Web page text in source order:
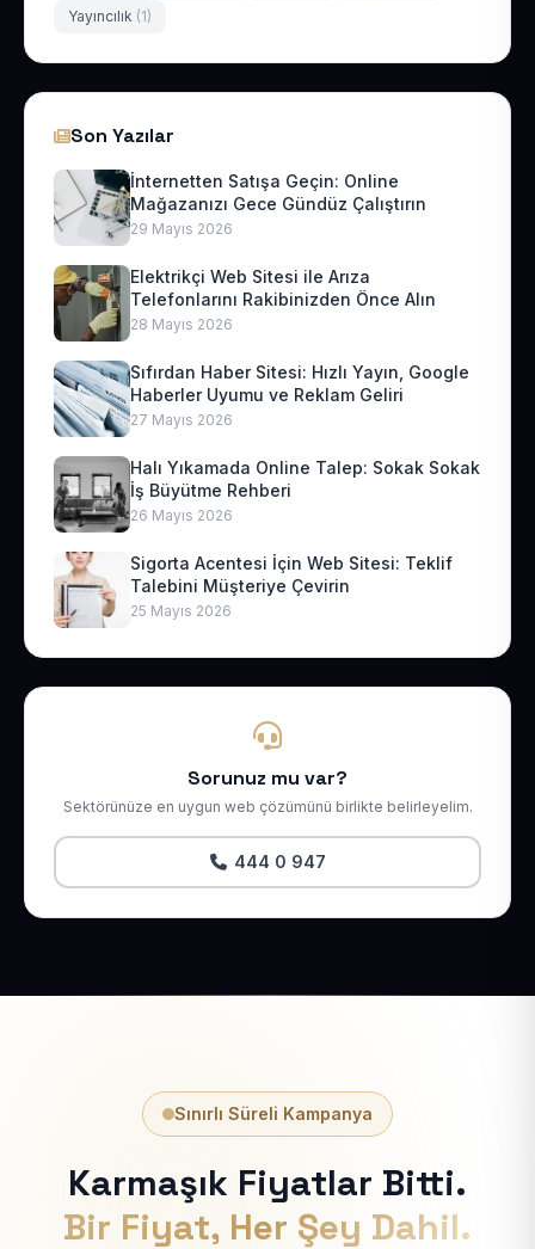
Yayıncılık (1)
Son Yazılar
İnternetten Satışa Geçin: Online
Mağazanızı Gece Gündüz Çalıştırın
29 Mayıs 2026
Elektrikçi Web Sitesi ile Arıza
Telefonlarını Rakibinizden Önce Alın
28 Mayıs 2026
Sıfırdan Haber Sitesi: Hızlı Yayın, Google
Haberler Uyumu ve Reklam Geliri
27 Mayıs 2026
Halı Yıkamada Online Talep: Sokak Sokak
İş Büyütme Rehberi
26 Mayıs 2026
Sigorta Acentesi İçin Web Sitesi: Teklif
Talebini Müşteriye Çevirin
25 Mayıs 2026
Sorunuz mu var?
Sektörünüze en uygun web çözümünü birlikte belirleyelim.
444 0 947
Sınırlı Süreli Kampanya
Karmaşık Fiyatlar Bitti.
Bir Fiyat, Her Şey Dahil.